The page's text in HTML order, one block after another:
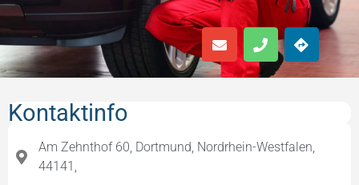
Kontaktinfo
Am Zehnthof 60, Dortmund, Nordrhein-Westfalen,
44141,